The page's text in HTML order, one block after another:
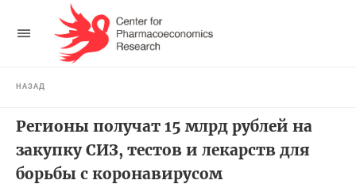
НАЗАД
Регионы получат 15 млрд рублей на
закупку СИЗ, тестов и лекарств для
борьбы с коронавирусом